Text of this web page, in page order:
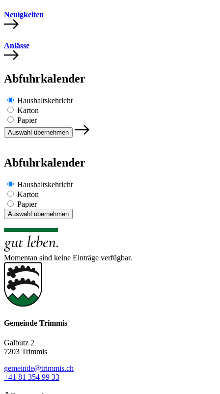
Neuigkeiten
Anlässe
Abfuhrkalender
Haushaltskehricht
Karton
Papier
Abfuhrkalender
Haushaltskehricht
Karton
Papier
Momentan sind keine Einträge verfügbar.
Gemeinde Trimmis
Galbutz 2
7203 Trimmis
gemeinde@trimmis.ch
+41 81 354 99 33